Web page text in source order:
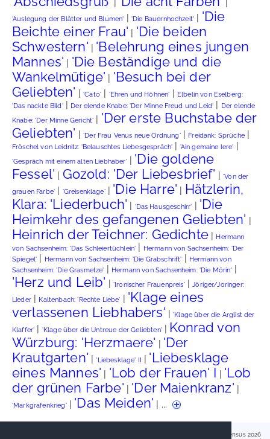
| |
'Auslegung der Blätter und Blumen' | 'Die Bauernhochzeit' | 'Die
Beichte einer Frau' | 'Die beiden
Schwestern' | 'Belehrung eines jungen
Mannes' | 'Die Beständige und die
Wankelmütige' | 'Besuch bei der
Geliebten' |'Cato' | 'Ehren und Höhnen' | Elbelin von Eselberg:
'Das nackte Bild'| Der elende Knabe: 'Der Minne Freud und Leid' | Der elende
Knabe: 'Der Minne Gericht' | 'Der erste Buchstabe der
Geliebten' |'Der Frau Venus neue Ordnung'| Freidank: Sprüche|
Fröschel von Leidnitz: 'Belauschtes Liebesgespräch' | 'Ain gemaine lere' |
'Gespräch mit einem alten Liebhaber'| 'Die goldene
Fessel' | Gozold: 'Der Liebesbrief' |'Von der
grauen Farbe' | 'Greisenklage'| 'Die Harre' | Hätzlerin,
Klara: 'Liederbuch' | 'Das Hausgeschirr' | 'Die
Heimkehr des gefangenen Geliebten' |
Heinrich der Teichner: Gedichte| Hermann
von Sachsenheim: 'Das Schleiertüchlein' | Hermann von Sachsenheim: 'Der
Spiegel' | Hermann von Sachsenheim: 'Die Grabschrift' | Hermann von
Sachsenheim: 'Die Grasmetze' | Hermann von Sachsenheim: 'Die Mörin'|
'Herz und Leib' | 'Ironischer Frauenpreis'|Jöriger/Joringer:
Lieder| Kaltenbach: 'Rechte Liebe' | 'Klage eines
verlassenen Liebhabers' |'Klage über die Arglist der
Klaffer' | 'Klage über die Untreue der Geliebten'| Konrad von
Würzburg: 'Herzmaere' | 'Der
Krautgarten' |'Liebesklage' II | 'Liebesklage
eines Mannes' | 'Lob der Frauen' I | 'Lob
der grünen Farbe' | 'Der Maienkranz' |
'Markgrafenkrieg'| 'Das Meiden' | ...
Handschriftencensus 2026